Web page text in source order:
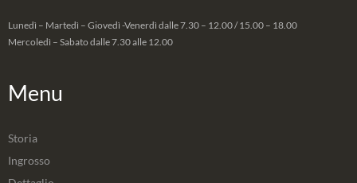
Lunedì – Martedì – Giovedì -Venerdì dalle 7.30 – 12.00 / 15.00 – 18.00
Mercoledì – Sabato dalle 7.30 alle 12.00
Menu
Storia
Ingrosso